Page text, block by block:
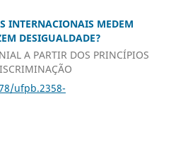
INTERNACIONAIS MEDEM
DESIGUALDADE?
A PARTIR DOS PRINCÍPIOS
ufpb.2358-